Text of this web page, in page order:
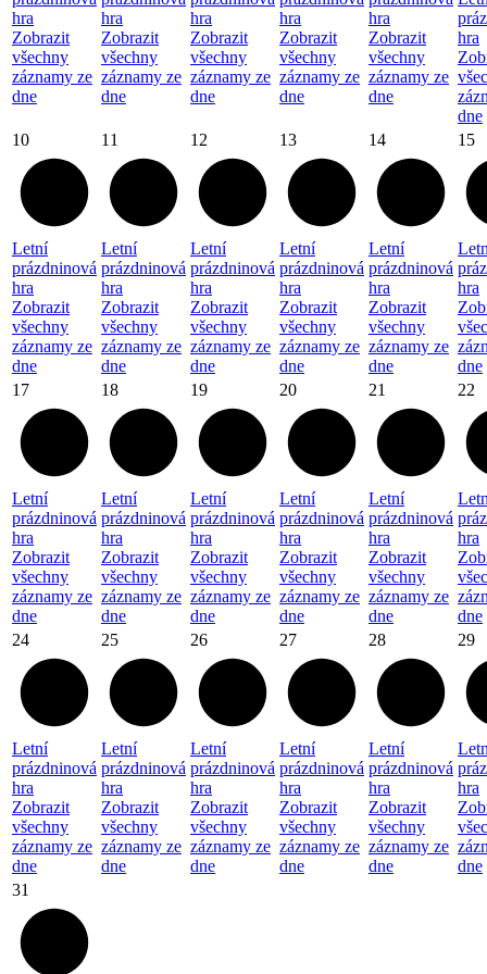
hra
Zobrazit
všechny
záznamy ze
dne
hra
Zobrazit
všechny
záznamy ze
dne
hra
Zobrazit
všechny
záznamy ze
dne
hra
Zobrazit
všechny
záznamy ze
dne
hra
Zobrazit
všechny
záznamy ze
dne
hra
dne
10
Letní
prázdninová
hra
Zobrazit
všechny
záznamy ze
dne
11
Letní
prázdninová
hra
Zobrazit
všechny
záznamy ze
dne
12
Letní
prázdninová
hra
Zobrazit
všechny
záznamy ze
dne
13
Letní
prázdninová
hra
Zobrazit
všechny
záznamy ze
dne
14
Letní
prázdninová
hra
Zobrazit
všechny
záznamy ze
dne
15
hra
dne
17
Letní
prázdninová
hra
Zobrazit
všechny
záznamy ze
dne
18
Letní
prázdninová
hra
Zobrazit
všechny
záznamy ze
dne
19
Letní
prázdninová
hra
Zobrazit
všechny
záznamy ze
dne
20
Letní
prázdninová
hra
Zobrazit
všechny
záznamy ze
dne
21
Letní
prázdninová
hra
Zobrazit
všechny
záznamy ze
dne
22
hra
dne
24
Letní
prázdninová
hra
Zobrazit
všechny
záznamy ze
dne
25
Letní
prázdninová
hra
Zobrazit
všechny
záznamy ze
dne
26
Letní
prázdninová
hra
Zobrazit
všechny
záznamy ze
dne
27
Letní
prázdninová
hra
Zobrazit
všechny
záznamy ze
dne
28
Letní
prázdninová
hra
Zobrazit
všechny
záznamy ze
dne
29
hra
dne
31